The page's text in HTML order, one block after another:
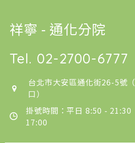
祥寧 - 通化分院
Tel. 02-2700-6777
台北市大安區通化街26-5號
口）
掛號時間：平日 8:50 - 21:30
17:00